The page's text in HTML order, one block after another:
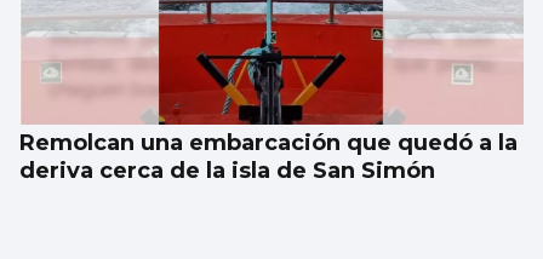
Remolcan una embarcación que quedó a la
deriva cerca de la isla de San Simón